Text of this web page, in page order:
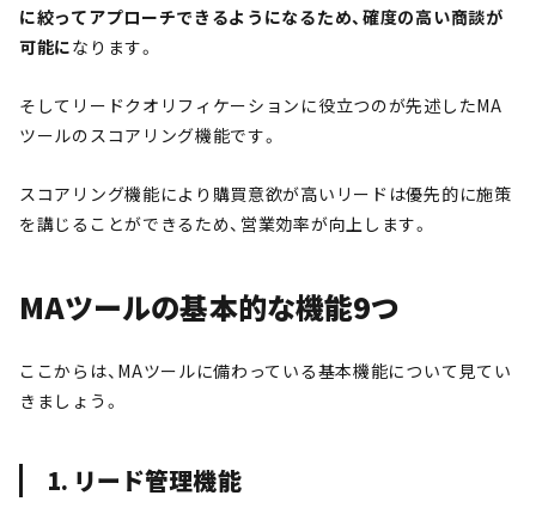
に絞ってアプローチできるようになるため、確度の高い商談が
可能になります。
そしてリードクオリフィケーションに役立つのが先述したMA
ツールのスコアリング機能です。
スコアリング機能により購買意欲が高いリードは優先的に施策
を講じることができるため、営業効率が向上します。
MAツールの基本的な機能9つ
ここからは、MAツールに備わっている基本機能について見てい
きましょう。
1. リード管理機能